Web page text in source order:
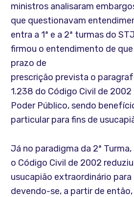
ministros analisaram
que questionavam
entra a 1ª e a 2ª turmas do
firmou o entendimento de
prazo de
prescrição prevista o
1.238 do Código Civil de
Poder Público, sendo
particular para fins de
Já no paradigma da 2ª
o Código Civil de 2002
usucapião extraordinário para
devendo-se, a partir de